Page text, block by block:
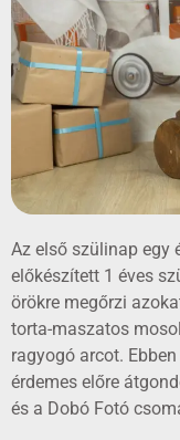
Az első szülinap egy
előkészített 1 éves
örökre megőrzi
torta-maszatos
ragyogó arcot.
érdemes előre
és a Dobó Fotó